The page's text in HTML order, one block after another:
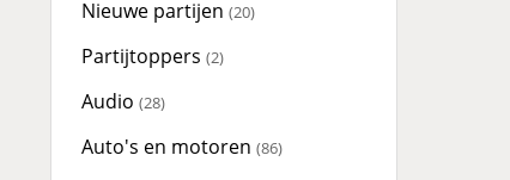
Nieuwe partijen (20)
Partijtoppers (2)
Audio (28)
Auto's en motoren (86)